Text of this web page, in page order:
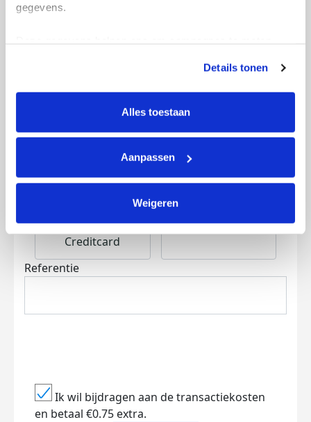
gegevens.
tonen. Je kunt je toestemming op elk moment wijzigen of
intrekken via Cookie instellingen onderaan de pagina. De
lijst met cookies is te vinden in het tabblad “details”.
Details tonen
Alles toestaan
Aanpassen
Weigeren
Volgende
Creditcard
Referentie
Ik wil bijdragen aan de transactiekosten
en betaal €0.75 extra.